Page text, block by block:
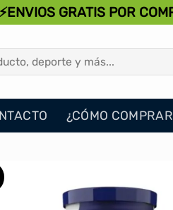
⚡ENVIOS GRATIS POR
¿CÓMO